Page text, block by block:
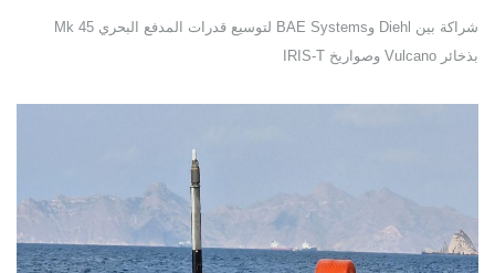
شراكة بين Diehl وBAE Systems لتوسيع قدرات المدفع البحري Mk 45
بذخائر Vulcano وصواريخ IRIS-T